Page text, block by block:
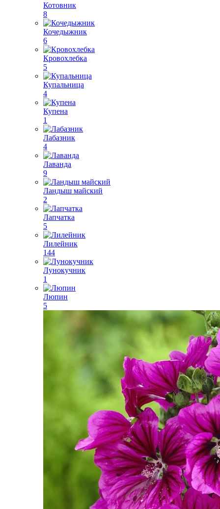
Котовник
8
Кочедыжник
6
Кровохлебка
5
Купальница
4
Купена
1
Лабазник
4
Лаванда
9
Ландыш майский
2
Лапчатка
5
Лилейник
144
Лунокучник
1
Люпин
5